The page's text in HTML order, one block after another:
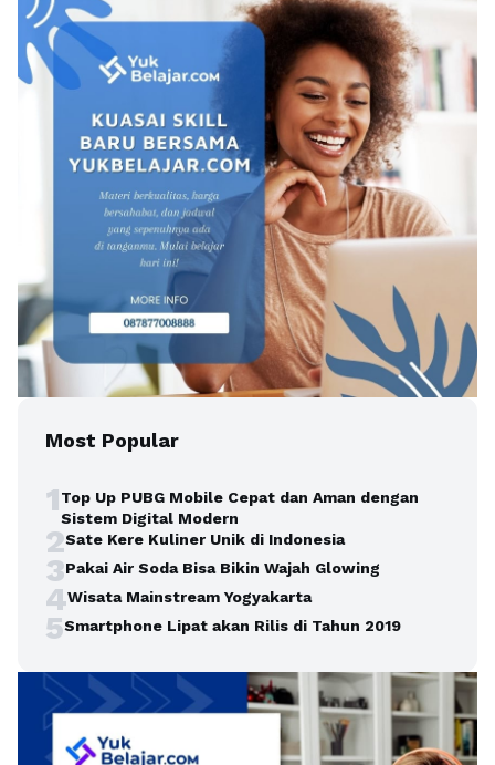
Most Popular
1Top Up PUBG Mobile Cepat dan Aman dengan
Sistem Digital Modern
2Sate Kere Kuliner Unik di Indonesia
3Pakai Air Soda Bisa Bikin Wajah Glowing
4Wisata Mainstream Yogyakarta
5Smartphone Lipat akan Rilis di Tahun 2019